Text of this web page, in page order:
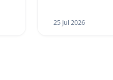
25 Jul 2026